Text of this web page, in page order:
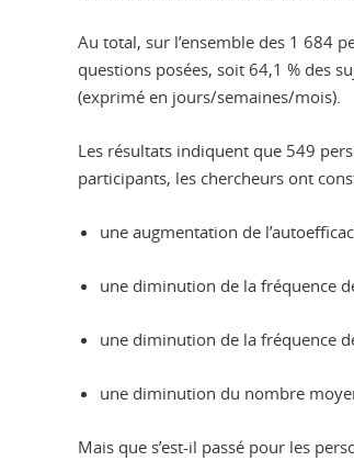
Au total, sur l’ensemble des 1 684
questions posées, soit 64,1 % des
(exprimé en jours/semaines/mois).
Les résultats indiquent que 549
participants, les chercheurs ont
une augmentation de
une diminution de la fréquence
une diminution de la fréquence
une diminution du nombre
Mais que s’est-il passé pour les